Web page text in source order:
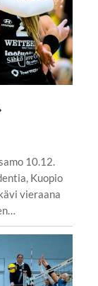
10.12.
Kuopio
vieraana